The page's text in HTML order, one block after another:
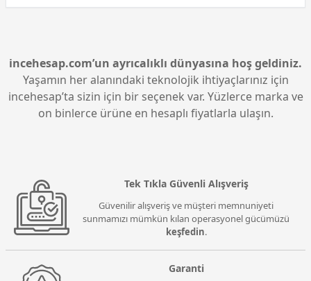
incehesap.com’un ayrıcalıklı dünyasına hoş geldiniz.
Yaşamın her alanındaki teknolojik ihtiyaçlarınız için
incehesap’ta sizin için bir seçenek var. Yüzlerce marka ve
on binlerce ürüne en hesaplı fiyatlarla ulaşın.
Tek Tıkla Güvenli Alışveriş
Güvenilir alışveriş ve müşteri memnuniyeti
sunmamızı mümkün kılan operasyonel gücümüzü
keşfedin.
Garanti